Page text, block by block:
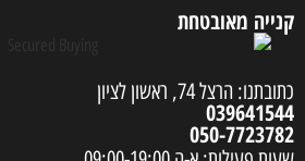
קנייה מאובטחת
כתובתנו: הרצל 74, ראשון לציון
039641544
050-7723782